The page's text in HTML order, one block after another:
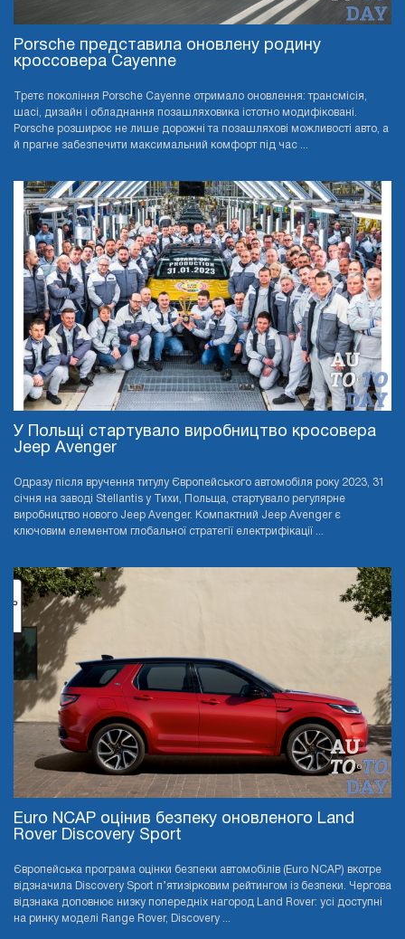
Porsche представила оновлену родину
кроссовера Cayenne
Третє покоління Porsche Cayenne отримало оновлення: трансмісія,
шасі, дизайн і обладнання позашляховика істотно модифіковані.
Porsche розширює не лише дорожні та позашляхові можливості авто, а
й прагне забезпечити максимальний комфорт під час ...
У Польщі стартувало виробництво кросовера
Jeep Avenger
Одразу після вручення титулу Європейського автомобіля року 2023, 31
січня на заводі Stellantis у Тихи, Польща, стартувало регулярне
виробництво нового Jeep Avenger. Компактний Jeep Avenger є
ключовим елементом глобальної стратегії електрифікації ...
Euro NCAP оцінив безпеку оновленого Land
Rover Discovery Sport
Європейська програма оцінки безпеки автомобілів (Euro NCAP) вкотре
відзначила Discovery Sport п’ятизірковим рейтингом із безпеки. Чергова
відзнака доповнює низку попередніх нагород Land Rover: усі доступні
на ринку моделі Range Rover, Discovery ...